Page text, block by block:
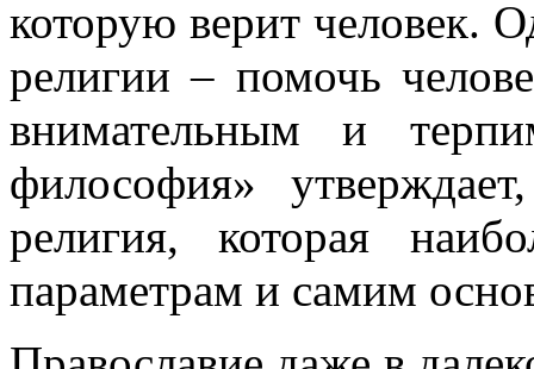
которую верит человек.
религии – помочь
внимательным и
философия»
религия, которая
параметрам и самим